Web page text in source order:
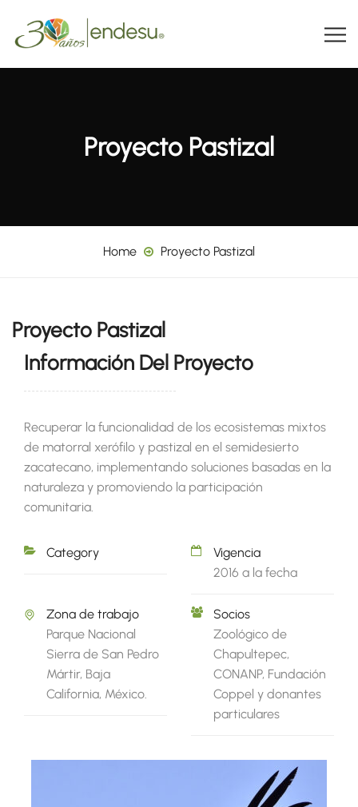
Proyecto Pastizal
Home Proyecto Pastizal
Proyecto Pastizal
Información Del Proyecto
Recuperar la funcionalidad de los ecosistemas mixtos
de matorral xerófilo y pastizal en el semidesierto
zacatecano, implementando soluciones basadas en la
naturaleza y promoviendo la participación
comunitaria.
Category
Vigencia
2016 a la fecha
Zona de trabajo
Parque Nacional
Sierra de San Pedro
Mártir, Baja
California, México.
Socios
Zoológico de
Chapultepec,
CONANP, Fundación
Coppel y donantes
particulares